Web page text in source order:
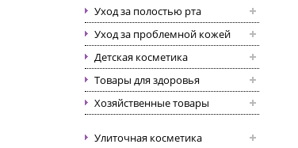
Уход за полостью рта
Уход за проблемной кожей
Детская косметика
Товары для здоровья
Хозяйственные товары
Улиточная косметика